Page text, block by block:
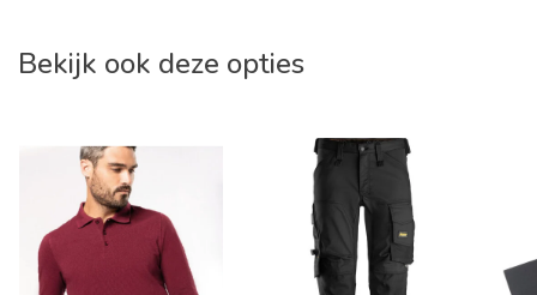
Bekijk ook deze opties